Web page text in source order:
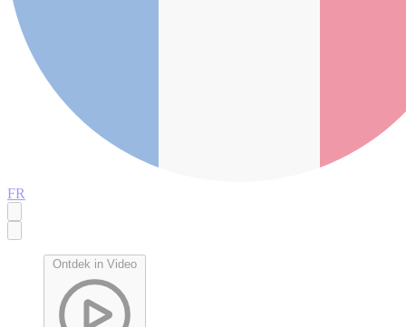
FR
Ontdek in Video